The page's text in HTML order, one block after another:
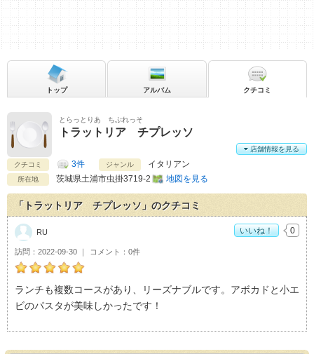
とらっとりあ ちぷれっそ
トラットリア チプレッソ
クチコミ 3件 ジャンル イタリアン
所在地 茨城県土浦市虫掛3719-2 地図を見る
店舗情報を見る
トップ アルバム クチコミ
「トラットリア チプレッソ」のクチコミ
RUのトラットリア チプレッソおすすめ度：5
ランチも複数コースがあり、リーズナブルです。アボカドと小エ
ビのパスタが美味しかったです！
訪問 2022-09-30 コメント 0件
RU いいね！ 0